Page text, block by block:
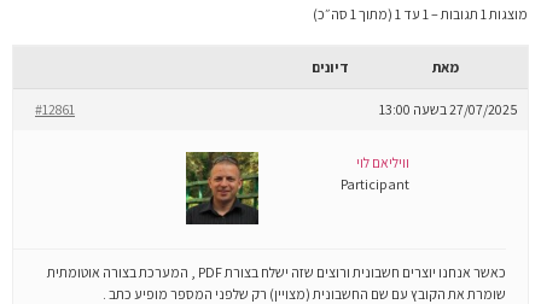
מוצגות 1 תגובות – 1 עד 1 (מתוך 1 סה״כ)
מאת דיונים
27/07/2025 בשעה 13:00 #12861
וויליאם לוי
Participant
כאשר אנחנו יוצרים חשבונית ורוצים שזה ישלח בצורת PDF , המערכת בצורה אוטומתית
שומרת את הקובץ עם שם החשבונית (מצויין) רק שלפני המספר מופיע כתב .